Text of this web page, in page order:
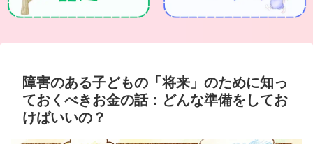
障害のある子どもの「将来」のために知っ
ておくべきお金の話：どんな準備をしてお
けばいいの？